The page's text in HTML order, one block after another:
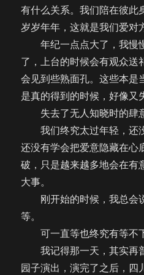
有什么关系。我们陪在彼此
岁岁年年，这就是我们爱对
年纪一点点大了，我慢
了，上台的时候会有观众送
会见到些熟面孔。这些本是
是真的得到的时候，好像又
失去了无人知晓时的肆意
我们终究太过年轻，还
还没有学会把爱意隐藏在心
破，只是越来越多地会在有
大事。
刚开始的时候，我总会
等。
可一直等也终究有等不下
我记得那一天，其实再
园子演出，演完了之后，四